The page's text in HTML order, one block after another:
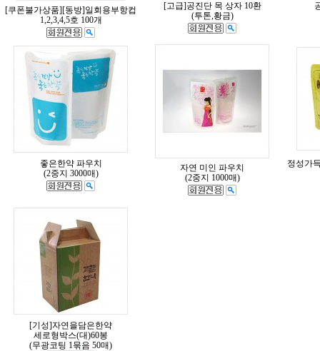
[쿠폰불가상품][동방]일회용부항컵
1,2,3,4,5호 100개
[고급]공진단 목 상자 10환
(투톤,황금)
좋은한약 파우치
(2중지 3000매)
자연 미인 파우치
(2중지 1000매)
정성가
[기성]자연을담은한약
세로형박스(대)60봉
(무광코팅 1묶음 50매)